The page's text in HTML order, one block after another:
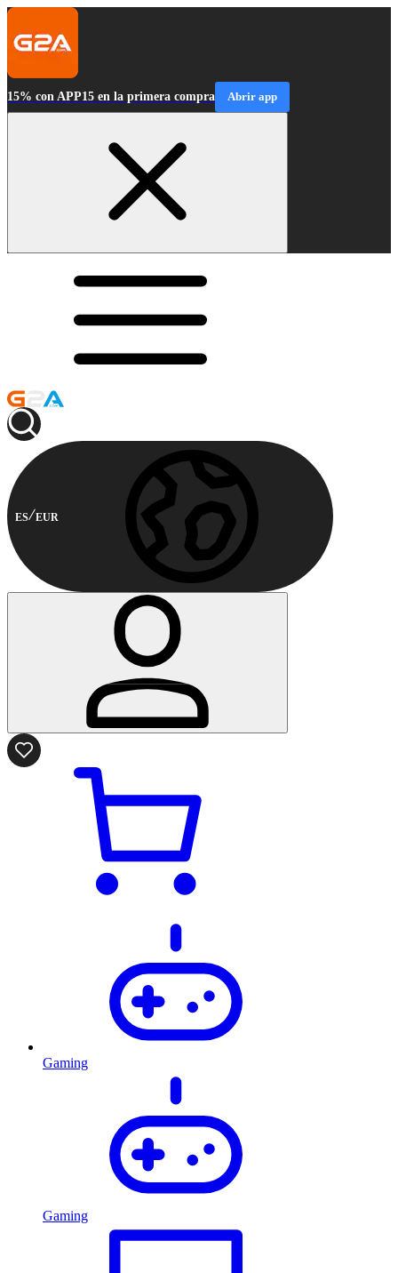
15% con APP15 en la primera compra Abrir app
ES EUR
Gaming
Gaming